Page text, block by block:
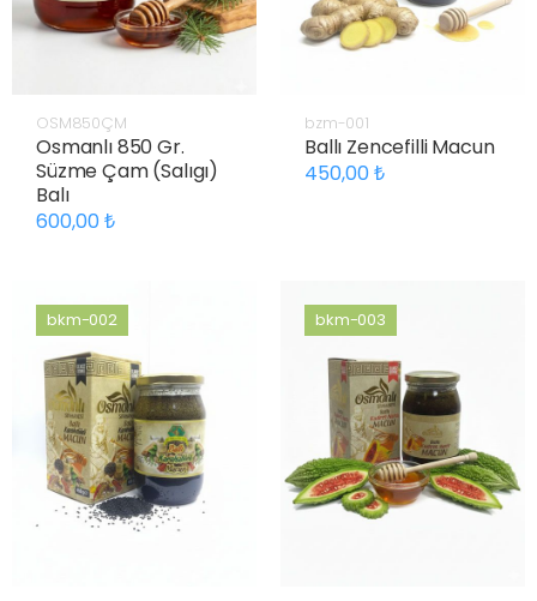
OSM850ÇM
Osmanlı 850 Gr.
Süzme Çam (Salıgı)
Balı
600,00
bzm-001
Ballı Zencefilli Macun
450,00
bkm-002 bkm-003